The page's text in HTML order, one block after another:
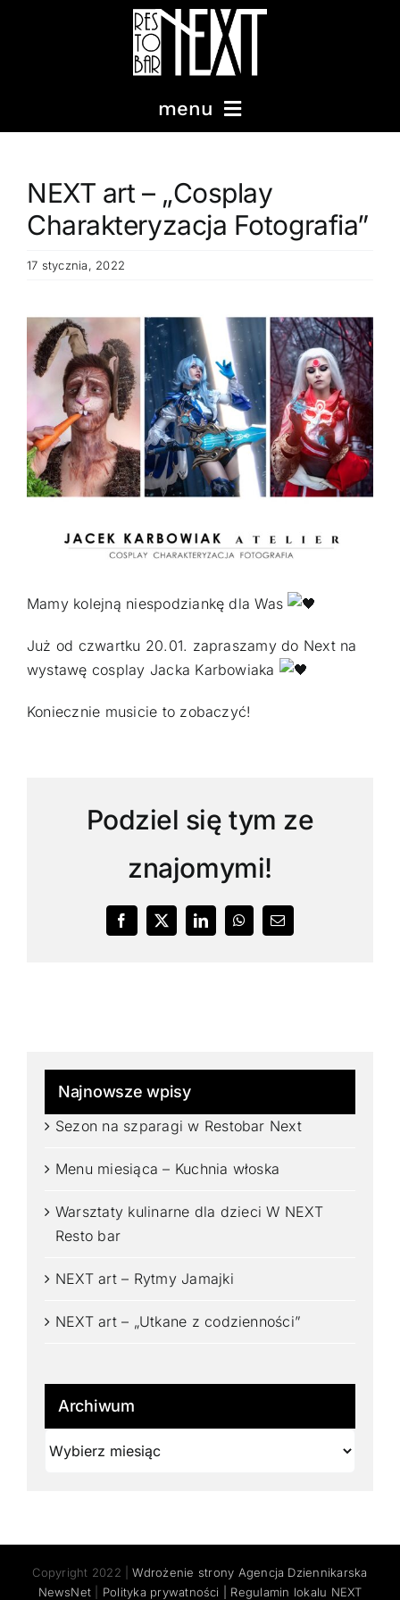
menu
KOKTAJLE
WYDARZENIA
PODRÓŻE
GALERIA
NEXT art – „Cosplay
Charakteryzacja Fotografia”
17 stycznia, 2022
Pokaż
większy
obrazek
Mamy kolejną niespodziankę dla Was
Już od czwartku 20.01. zapraszamy do Next na
wystawę cosplay Jacka Karbowiaka
Koniecznie musicie to zobaczyć!
Podziel się tym ze
znajomymi!
Facebook
X LinkedInWhatsApp
Email
Najnowsze wpisy
Sezon na szparagi w Restobar Next
Menu miesiąca – Kuchnia włoska
Warsztaty kulinarne dla dzieci W NEXT
Resto bar
NEXT art – Rytmy Jamajki
NEXT art – „Utkane z codzienności”
Archiwum
Copyright 2022 |Wdrożenie strony Agencja Dziennikarska
NewsNet
Polityka prywatności | Regulamin lokalu NEXT